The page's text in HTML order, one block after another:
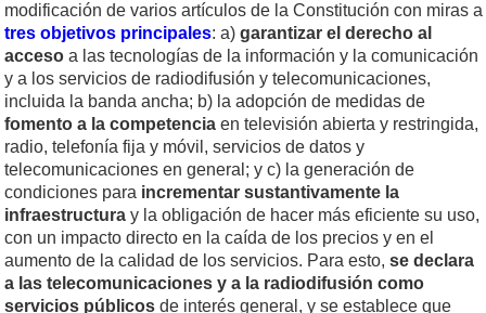
modificación de varios artículos de la Constitución con miras a
tres objetivos principales: a) garantizar el derecho al
acceso a las tecnologías de la información y la comunicación
y a los servicios de radiodifusión y telecomunicaciones,
incluida la banda ancha; b) la adopción de medidas de
fomento a la competencia en televisión abierta y restringida,
radio, telefonía fija y móvil, servicios de datos y
telecomunicaciones en general; y c) la generación de
condiciones para incrementar sustantivamente la
infraestructura y la obligación de hacer más eficiente su uso,
con un impacto directo en la caída de los precios y en el
aumento de la calidad de los servicios. Para esto, se declara
a las telecomunicaciones y a la radiodifusión como
servicios públicos de interés general, y se establece que